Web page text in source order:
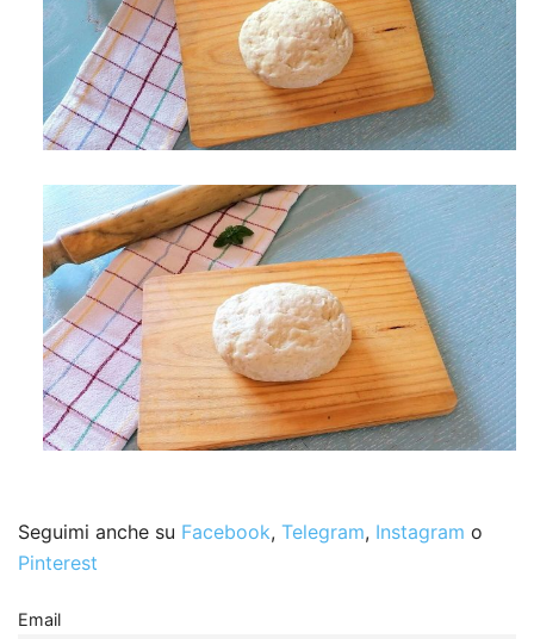
Seguimi anche su Facebook, Telegram, Instagram o
Pinterest
Email